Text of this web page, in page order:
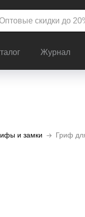
Журнал
и замки